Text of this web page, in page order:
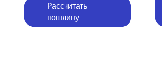
Рассчитать
пошлину